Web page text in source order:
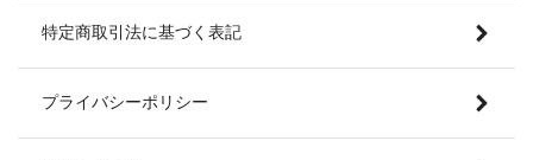
特定商取引法に基づく表記
プライバシーポリシー